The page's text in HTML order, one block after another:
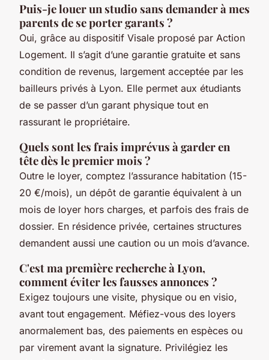
Puis-je louer un studio sans demander à mes
parents de se porter garants ?
Oui, grâce au dispositif Visale proposé par Action
Logement. Il s’agit d’une garantie gratuite et sans
condition de revenus, largement acceptée par les
bailleurs privés à Lyon. Elle permet aux étudiants
de se passer d’un garant physique tout en
rassurant le propriétaire.
Quels sont les frais imprévus à garder en
tête dès le premier mois ?
Outre le loyer, comptez l’assurance habitation (15-
20 €/mois), un dépôt de garantie équivalent à un
mois de loyer hors charges, et parfois des frais de
dossier. En résidence privée, certaines structures
demandent aussi une caution ou un mois d’avance.
C'est ma première recherche à Lyon,
comment éviter les fausses annonces ?
Exigez toujours une visite, physique ou en visio,
avant tout engagement. Méfiez-vous des loyers
anormalement bas, des paiements en espèces ou
par virement avant la signature. Privilégiez les